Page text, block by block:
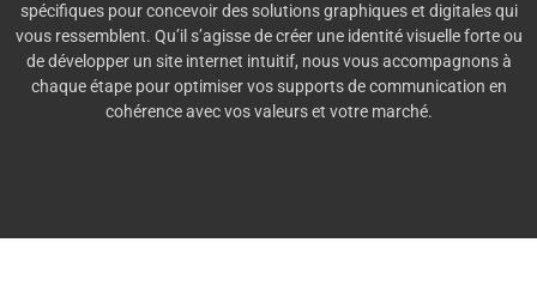
spécifiques pour concevoir des solutions graphiques et digitales qui
vous ressemblent. Qu’il s’agisse de créer une identité visuelle forte ou
de développer un site internet intuitif, nous vous accompagnons à
chaque étape pour optimiser vos supports de communication en
cohérence avec vos valeurs et votre marché.